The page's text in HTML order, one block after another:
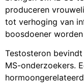
produceren
tot verhoging van
boosdoener
Testosteron
MS-onderzoekers.